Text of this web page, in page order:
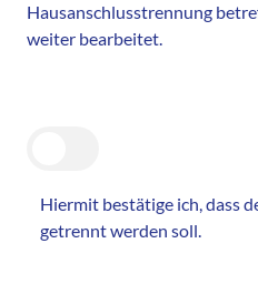
Hausanschlusstrennung
weiter bearbeitet.
Hiermit bestätige ich, dass
getrennt werden soll.